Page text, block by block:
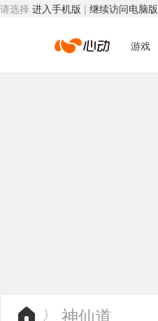
请选择 进入手机版 | 继续访问电脑版
心 游戏
 〉 神仙道